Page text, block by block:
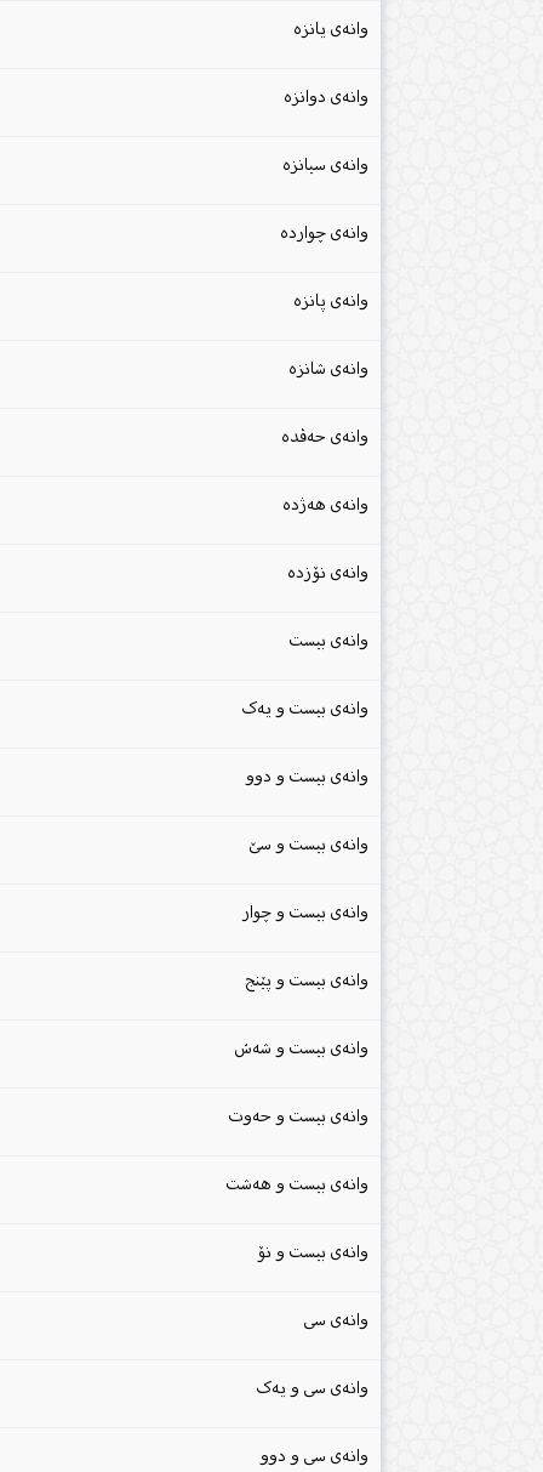
وانەی یانزە
وانەی دوانزە
وانەی سیانزە
وانەی چواردە
وانەی پانزە
وانەی شانزە
وانەی حەڤدە
وانەی هەژدە
وانەی نۆزدە
وانەی بیست
وانەی بیست و یەک
وانەی بیست و دوو
وانەی بیست و سێ
وانەی بیست و چوار
وانەی بیست و پێنج
وانەی بیست و شەش
وانەی بیست و حەوت
وانەی بیست و هەشت
وانەی بیست و نۆ
وانەی سی
وانەی سی و یەک
وانەی سی و دوو